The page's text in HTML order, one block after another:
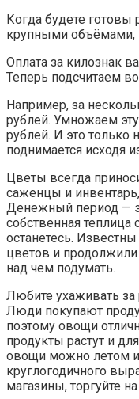
Когда будете готовы
крупными объёмами,
Оплата за килознак
Теперь подсчитаем
Например, за
рублей. Умножаем
рублей. И это только
поднимается исходя
Цветы всегда
саженцы и
Денежный период —
собственная теплица
останетесь.
цветов и продолжили
над чем подумать.
Любите ухаживать за
Люди покупают
поэтому овощи
продукты растут и
овощи можно летом
круглогодичного
магазины, торгуйте